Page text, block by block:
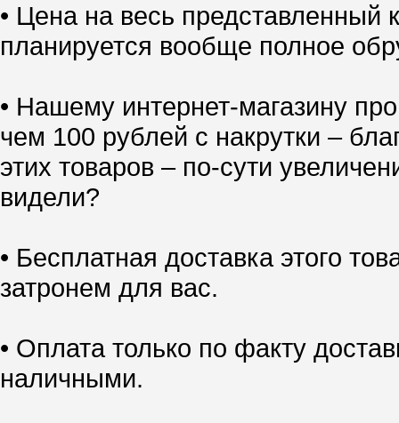
• Цена на весь
планируется вообще полное
• Нашему интернет-магазину
чем 100 рублей с накрутки –
этих товаров – по-сути
видели?
• Бесплатная доставка этого
затронем для вас.
• Оплата только по факту
наличными.